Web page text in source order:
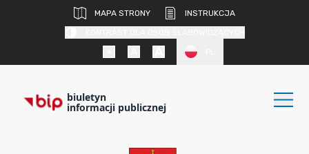
MAPA STRONY
INSTRUKCJA
biuletyn
informacji publicznej